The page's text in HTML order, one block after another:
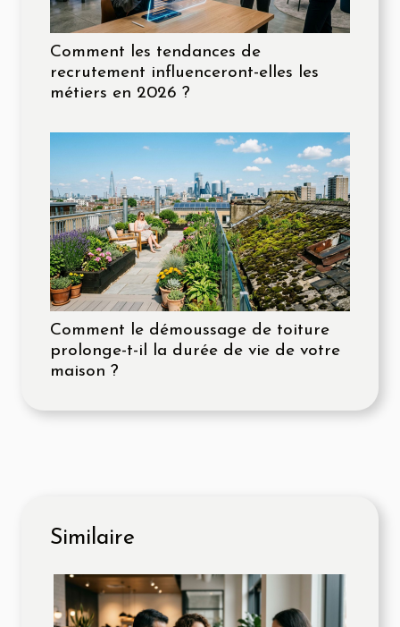
Comment les tendances de
recrutement influenceront-elles les
métiers en 2026 ?
Comment le démoussage de toiture
prolonge-t-il la durée de vie de votre
maison ?
Similaire